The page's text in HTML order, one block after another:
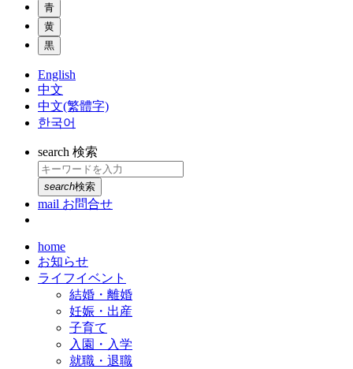
青
黄
黒
English
中文
中文(繁體字)
한국어
search 検索
search検索
mail お問合せ
home
お知らせ
ライフイベント
結婚・離婚
妊娠・出産
子育て
入園・入学
就職・退職